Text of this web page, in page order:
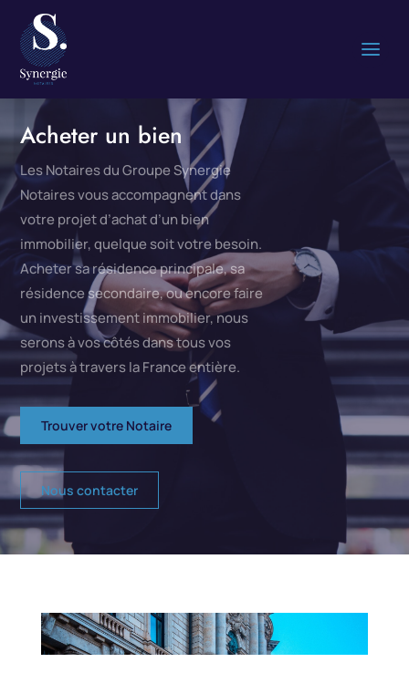
Acheter un bien
Les Notaires du Groupe Synergie
Notaires vous accompagnent dans
votre projet d’achat d’un bien
immobilier, quelque soit votre besoin.
Acheter sa résidence principale, sa
résidence secondaire, ou encore faire
un investissement immobilier, nous
serons à vos côtés dans tous vos
projets à travers la France entière.
Trouver votre Notaire
Nous contacter